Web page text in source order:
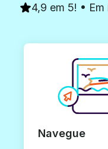
4,9 em 5! •
Navegue